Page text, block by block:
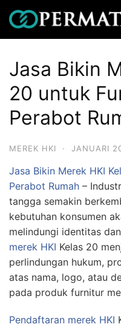
Jasa Bikin
20 untuk
Perabot
MEREK HKI · JANUARI
Jasa Bikin Merek HKI
Perabot Rumah –
tangga semakin
kebutuhan konsumen
melindungi identitas
merek HKI Kelas 20
perlindungan hukum,
atas nama, logo, atau
pada produk furnitur
Pendaftaran merek HKI